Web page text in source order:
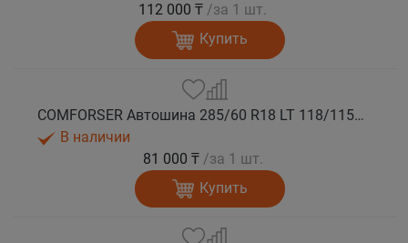
112 000 ₸ /за 1 шт.
Купить
COMFORSER Автошина 285/60 R18 LT 118/115S CF1100 8PR RWL лето
В наличии
81 000 ₸ /за 1 шт.
Купить